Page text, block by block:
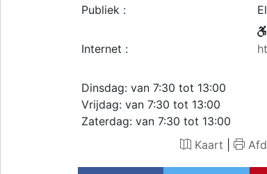
Publiek :
Internet :
Dinsdag: van 7:30 tot 13:00
Vrijdag: van 7:30 tot 13:00
Zaterdag: van 7:30 tot 13:00
Kaart